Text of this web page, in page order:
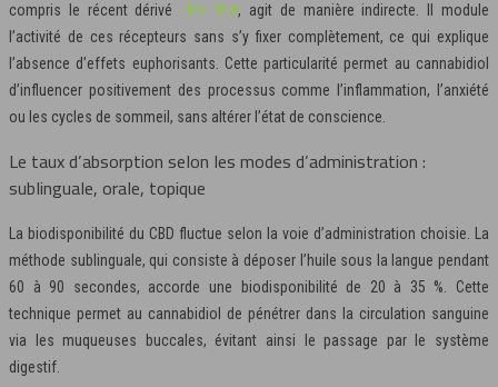
compris le récent dérivéTHV N10, agit de manière indirecte. Il module
l’activité de ces récepteurs sans s’y fixer complètement, ce qui explique
l’absence d’effets euphorisants. Cette particularité permet au cannabidiol
d’influencer positivement des processus comme l’inflammation, l’anxiété
ou les cycles de sommeil, sans altérer l’état de conscience.
Le taux d’absorption selon les modes d’administration :
sublinguale, orale, topique
La biodisponibilité du CBD fluctue selon la voie d’administration choisie. La
méthode sublinguale, qui consiste à déposer l’huile sous la langue pendant
60 à 90 secondes, accorde une biodisponibilité de 20 à 35 %. Cette
technique permet au cannabidiol de pénétrer dans la circulation sanguine
via les muqueuses buccales, évitant ainsi le passage par le système
digestif.